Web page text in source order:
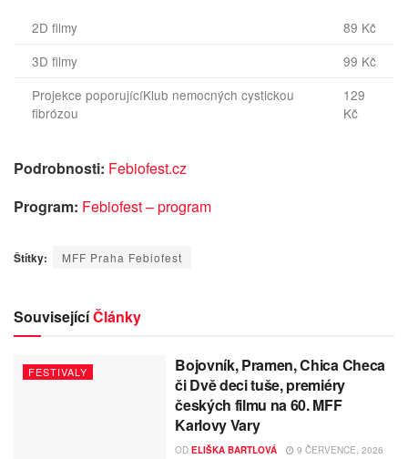
2D filmy
89 Kč
3D filmy
99 Kč
Projekce poporujícíKlub nemocných cystickou
fibrózou
129
Kč
Podrobnosti: Febiofest.cz
Program: Febiofest – program
Štítky: MFF Praha Febiofest
SouvisejícíČlánky
FESTIVALY
Bojovník, Pramen, Chica Checa
či Dvě deci tuše, premiéry
českých filmu na 60. MFF
Karlovy Vary
OD ELIŠKA BARTLOVÁ 9 ČERVENCE, 2026